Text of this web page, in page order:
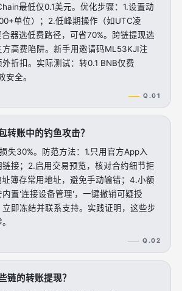
最低仅0.1美元。优化步骤：1.设置动
单位）；2.低峰期操作（如UTC凌
器选低费路径，可省70%。跨链提现选
高费陷阱。新手用邀请码ML53KJI注
折扣。实际测试：转0.1 BNB仅费
安全。
Q.01
转账中的钓鱼攻击？
失30%。防范方法：1.只用官方App入
接；2.启用交易预览，核对合约细节拒
簿存常用地址，避免手动输错；4.小额
置'连接设备管理'，一键撤销可疑授
即冻结并联系支持。实践证明，这些步
Q.02
链的转账提现？